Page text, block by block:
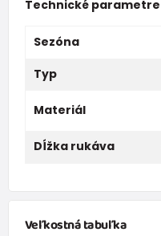
Technické parametre
Sezóna
Typ
Materiál
Dĺžka rukáva
Veľkostná tabuľka